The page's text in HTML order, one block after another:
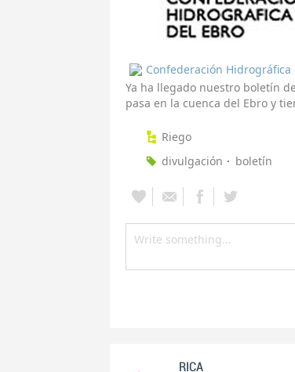
Confederación Hidrográfica
Ya ha llegado nuestro boletín
pasa en la cuenca del Ebro y
Riego
divulgación
boletín
RICA